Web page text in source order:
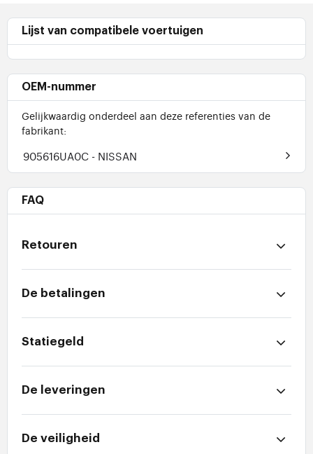
Lijst van compatibele voertuigen
OEM-nummer
Gelijkwaardig onderdeel aan deze referenties van de
fabrikant:
905616UA0C - NISSAN
FAQ
Retouren
De betalingen
Statiegeld
De leveringen
De veiligheid